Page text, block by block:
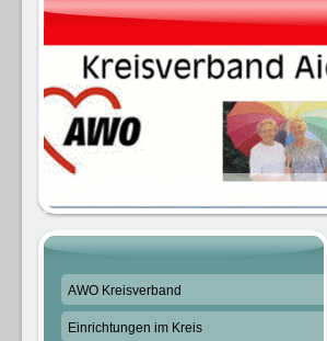
AWO Kreisverband
Einrichtungen im Kreis